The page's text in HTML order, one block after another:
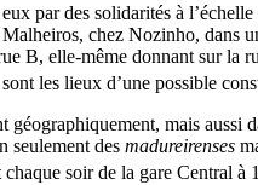
par des solidarités à
chez Nozinho, dans
B, elle-même donnant sur la
les lieux d’une possible
géographiquement, mais
seulement des madureirenses
soir de la gare Central